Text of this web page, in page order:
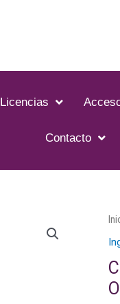
Licencias
Contacto